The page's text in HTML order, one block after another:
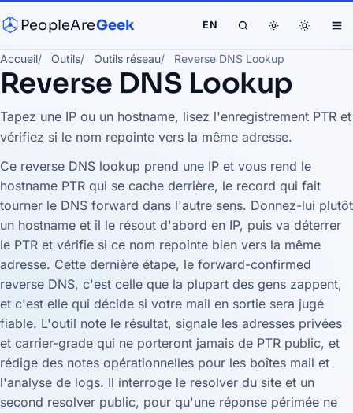
PeopleAreGeek EN
Accueil Outils Outils réseau Reverse DNS Lookup
Reverse DNS Lookup
Tapez une IP ou un hostname, lisez l'enregistrement PTR et
vérifiez si le nom repointe vers la même adresse.
Ce reverse DNS lookup prend une IP et vous rend le
hostname PTR qui se cache derrière, le record qui fait
tourner le DNS forward dans l'autre sens. Donnez-lui plutôt
un hostname et il le résout d'abord en IP, puis va déterrer
le PTR et vérifie si ce nom repointe bien vers la même
adresse. Cette dernière étape, le forward-confirmed
reverse DNS, c'est celle que la plupart des gens zappent,
et c'est elle qui décide si votre mail en sortie sera jugé
fiable. L'outil note le résultat, signale les adresses privées
et carrier-grade qui ne porteront jamais de PTR public, et
rédige des notes opérationnelles pour les boîtes mail et
l'analyse de logs. Il interroge le resolver du site et un
second resolver public, pour qu'une réponse périmée ne